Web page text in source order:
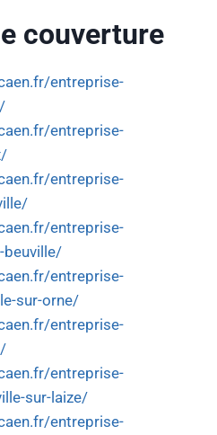
couverture
entreprise-
entreprise-
entreprise-
entreprise-
beuville/
entreprise-
sur-orne/
entreprise-
entreprise-
sur-laize/
entreprise-